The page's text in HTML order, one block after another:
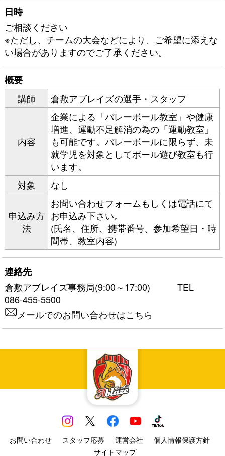
日時
ご相談ください
※ただし、チームの大会などにより、ご希望に添えな
い場合がありますのでご了承ください。
概要
講師
倉敷アブレイズの選手・スタッフ
内容
企業による「バレーボール教室」や健康
増進、運動不足解消の為の「運動教室」
も可能です。バレーボールに限らず、未
就学児を対象としてボール遊び教室も行
います。
対象
なし
申込み方
法
お問い合わせフォームもしくは電話にて
お申込み下さい。
(氏名、住所、携帯番号、参加希望日・時
間帯、教室内容)
連絡先
倉敷アブレイズ事務局(9:00～17:00) TEL
086-455-5500
メールでのお問い合わせはこちら
お問い合わせ スタッフ応募 運営会社
個人情報保護方針
サイトマップ